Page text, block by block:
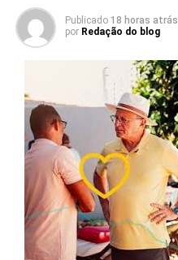
Publicado 18 horas atrás
por Redação do blog